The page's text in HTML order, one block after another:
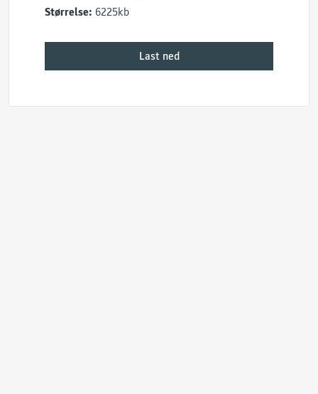
Størrelse: 6225kb
Last ned